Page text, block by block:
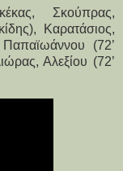
Σκούπρας,
Καρατάσιος,
(72’
Αλεξίου (72’